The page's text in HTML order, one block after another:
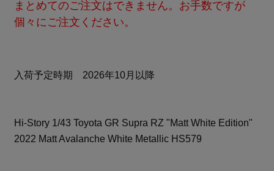
まとめてのご注文はできません。お手数ですが
個々にご注文ください。
入荷予定時期 2026年10月以降
Hi-Story 1/43 Toyota GR Supra RZ "Matt White Edition"
2022 Matt Avalanche White Metallic HS579